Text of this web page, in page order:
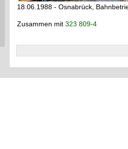
18.06.1988 - Osnabrück,
Zusammen mit 323 809-4